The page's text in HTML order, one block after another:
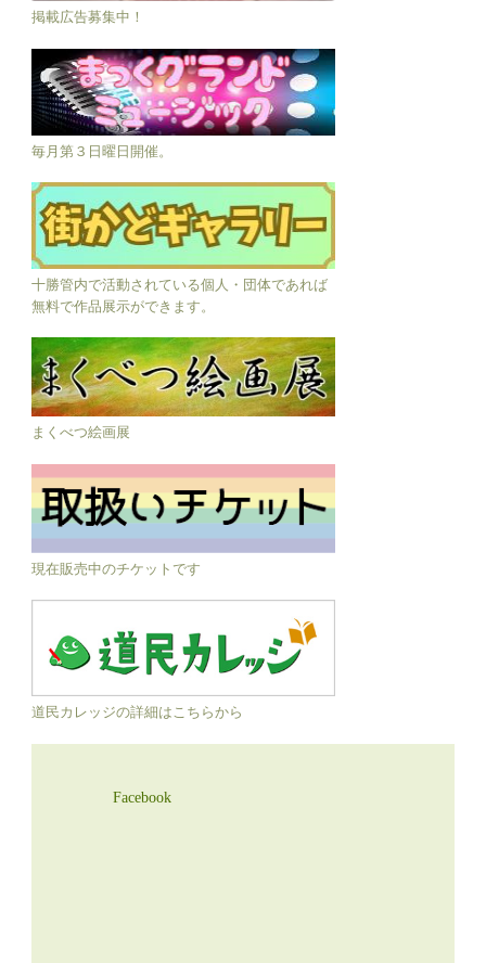
掲載広告募集中！
毎月第３日曜日開催。
十勝管内で活動されている個人・団体であれば
無料で作品展示ができます。
まくべつ絵画展
現在販売中のチケットです
道民カレッジの詳細はこちらから
Facebook